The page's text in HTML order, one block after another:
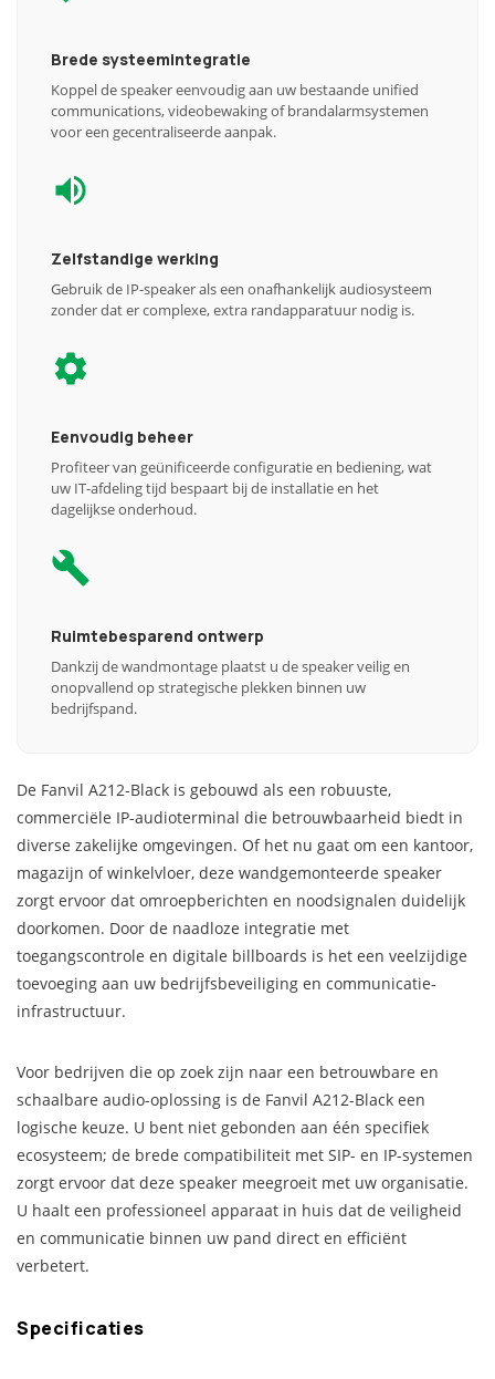
Brede systeemintegratie
Koppel de speaker eenvoudig aan uw bestaande unified
communications, videobewaking of brandalarmsystemen
voor een gecentraliseerde aanpak.
Zelfstandige werking
Gebruik de IP-speaker als een onafhankelijk audiosysteem
zonder dat er complexe, extra randapparatuur nodig is.
Eenvoudig beheer
Profiteer van geünificeerde configuratie en bediening, wat
uw IT-afdeling tijd bespaart bij de installatie en het
dagelijkse onderhoud.
Ruimtebesparend ontwerp
Dankzij de wandmontage plaatst u de speaker veilig en
onopvallend op strategische plekken binnen uw
bedrijfspand.
De Fanvil A212-Black is gebouwd als een robuuste,
commerciële IP-audioterminal die betrouwbaarheid biedt in
diverse zakelijke omgevingen. Of het nu gaat om een kantoor,
magazijn of winkelvloer, deze wandgemonteerde speaker
zorgt ervoor dat omroepberichten en noodsignalen duidelijk
doorkomen. Door de naadloze integratie met
toegangscontrole en digitale billboards is het een veelzijdige
toevoeging aan uw bedrijfsbeveiliging en communicatie-
infrastructuur.
Voor bedrijven die op zoek zijn naar een betrouwbare en
schaalbare audio-oplossing is de Fanvil A212-Black een
logische keuze. U bent niet gebonden aan één specifiek
ecosysteem; de brede compatibiliteit met SIP- en IP-systemen
zorgt ervoor dat deze speaker meegroeit met uw organisatie.
U haalt een professioneel apparaat in huis dat de veiligheid
en communicatie binnen uw pand direct en efficiënt
verbetert.
Specificaties